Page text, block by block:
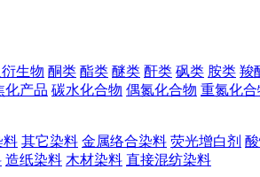
生物 酮类 酯类 醚类 酐类 砜类 胺类 羧
化产品 碳水化合物 偶氮化合物 重氮化合
料 其它染料 金属络合染料 荧光增白剂
造纸染料 木材染料 直接混纺染料